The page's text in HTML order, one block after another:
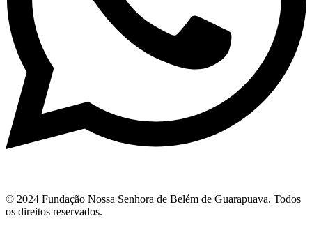
© 2024 Fundação Nossa Senhora de Belém de Guarapuava. Todos
os direitos reservados.